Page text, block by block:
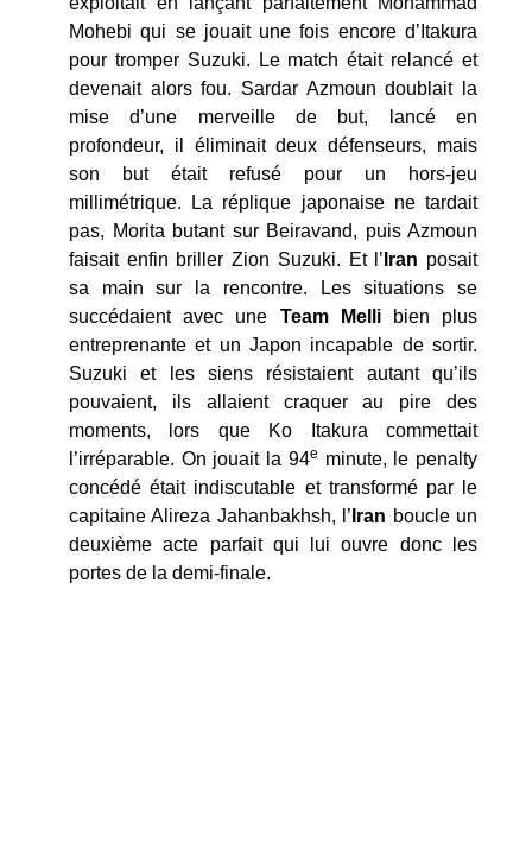
Mohebi qui se jouait une fois encore d’Itakura
pour tromper Suzuki. Le match était relancé et
devenait alors fou. Sardar Azmoun doublait la
mise d’une merveille de but, lancé en
profondeur, il éliminait deux défenseurs, mais
son but était refusé pour un hors-jeu
millimétrique. La réplique japonaise ne tardait
pas, Morita butant sur Beiravand, puis Azmoun
faisait enfin briller Zion Suzuki. Et l’ Iran posait
sa main sur la rencontre. Les situations se
succédaient avec une Team Mellibien plus
entreprenante et un Japon incapable de sortir.
Suzuki et les siens résistaient autant qu’ils
pouvaient, ils allaient craquer au pire des
moments, lors que Ko Itakura commettait
l’irréparable. On jouait la 94e minute, le penalty
concédé était indiscutable et transformé par le
capitaine Alireza Jahanbakhsh, l’ Iran boucle un
deuxième acte parfait qui lui ouvre donc les
portes de la demi-finale.